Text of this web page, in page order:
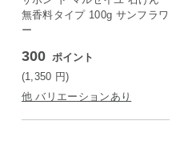
無香料タイプ 100g サンフラワ
ー
300 ポイント
(1,350 円)
他 バリエーションあり